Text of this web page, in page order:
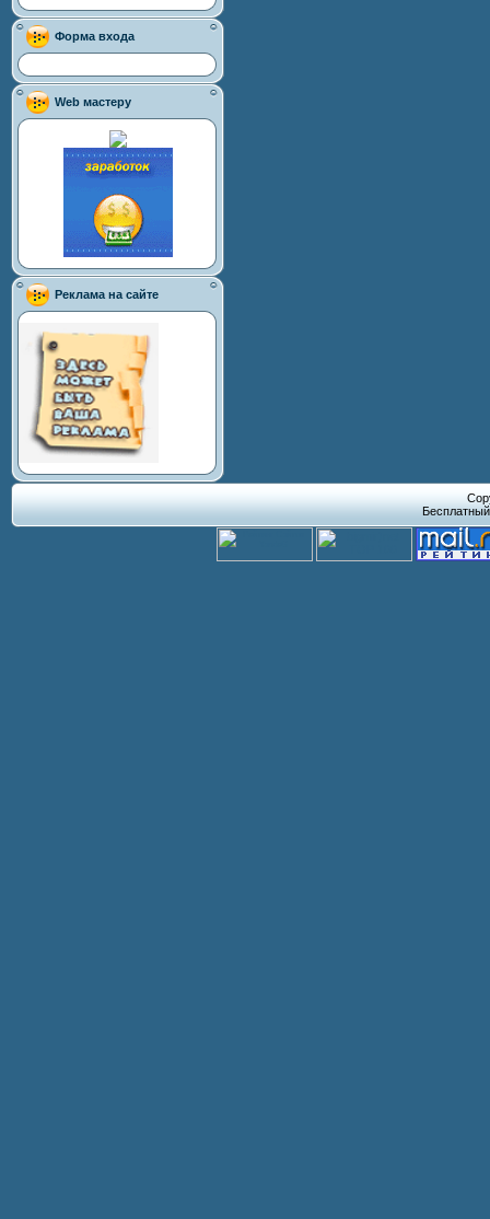
Форма входа
Web мастеру
Реклама на сайте